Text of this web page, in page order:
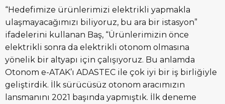
“Hedefimize ürünlerimizi elektrikli yapmakla
ulaşmayacağımızı biliyoruz, bu ara bir istasyon”
ifadelerini kullanan Baş, “Ürünlerimizin önce
elektrikli sonra da elektrikli otonom olmasına
yönelik bir altyapı için çalışıyoruz. Bu anlamda
Otonom e-ATAK’ı ADASTEC ile çok iyi bir iş birliğiyle
geliştirdik. İlk sürücüsüz otonom aracımızın
lansmanını 2021 başında yapmıştık. İlk deneme